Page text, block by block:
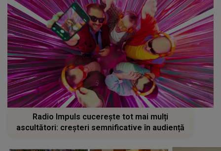
Radio Impuls cucerește tot mai mulți
ascultători: creșteri semnificative în audiență